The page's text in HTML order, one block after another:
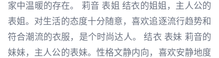
家中温暖的存在。 莉音 表姐 结衣的姐姐，主人公的
表姐。对生活的态度十分随意，喜欢追逐流行趋势和
符合潮流的衣服，是个时尚达人。 结衣 表妹 莉音的
妹妹，主人公的表妹。性格文静内向，喜欢安静地度